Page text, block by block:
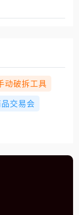
动破拆工具
交易会